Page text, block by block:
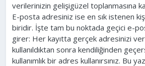
verilerinizin gelişigüzel toplanmasına
E-posta adresiniz ise en sık istenen
biridir. İşte tam bu noktada geçici e-
girer: Her kayıtta gerçek adresinizi
kullanıldıktan sonra kendiliğinden
kullanımlık bir adres kullanırsınız. Bu